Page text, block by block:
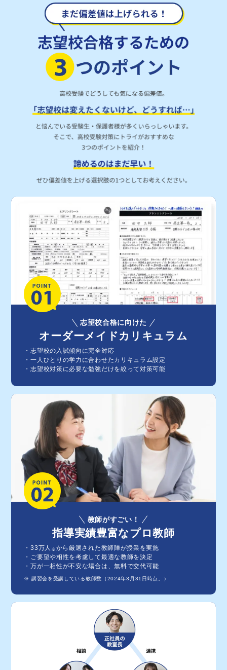
志望校合格に向けた
オーダーメイドカリキュラム
・志望校の⼊試傾向に完全対応
・⼀⼈ひとりの学⼒に合わせたカリキュラム設定
・志望校対策に必要な勉強だけを絞って対策可能
教師がすごい！
指導実績豊富なプロ教師
・33万⼈ ※ から厳選された教師陣が授業を実施
・ご要望や相性を考慮して最適な教師を決定
・万が⼀相性が不安な場合は、無料で交代可能
※ 講習会を受講している教師数（2024年3月31日時点。）